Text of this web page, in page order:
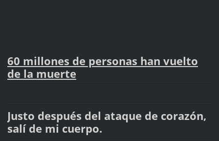
60 millones de personas han vuelto
de la muerte
Justo después del ataque de corazón,
salí de mi cuerpo.